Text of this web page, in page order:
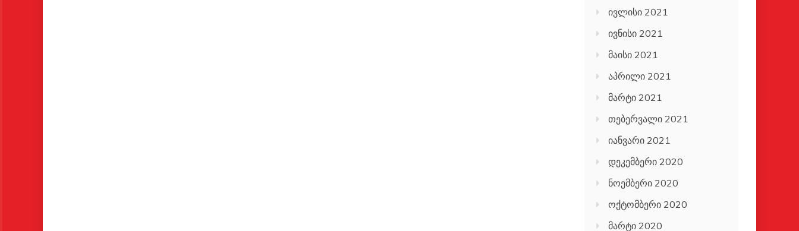
ივლისი 2021
ივნისი 2021
მაისი 2021
აპრილი 2021
მარტი 2021
თებერვალი 2021
იანვარი 2021
დეკემბერი 2020
ნოემბერი 2020
ოქტომბერი 2020
მარტი 2020